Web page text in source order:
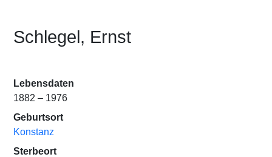
Schlegel, Ernst
Lebensdaten
1882 – 1976
Geburtsort
Konstanz
Sterbeort